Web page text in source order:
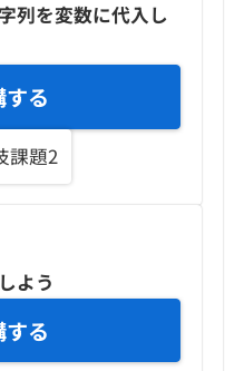
列を変数に代入し
る
課題2
よう
る